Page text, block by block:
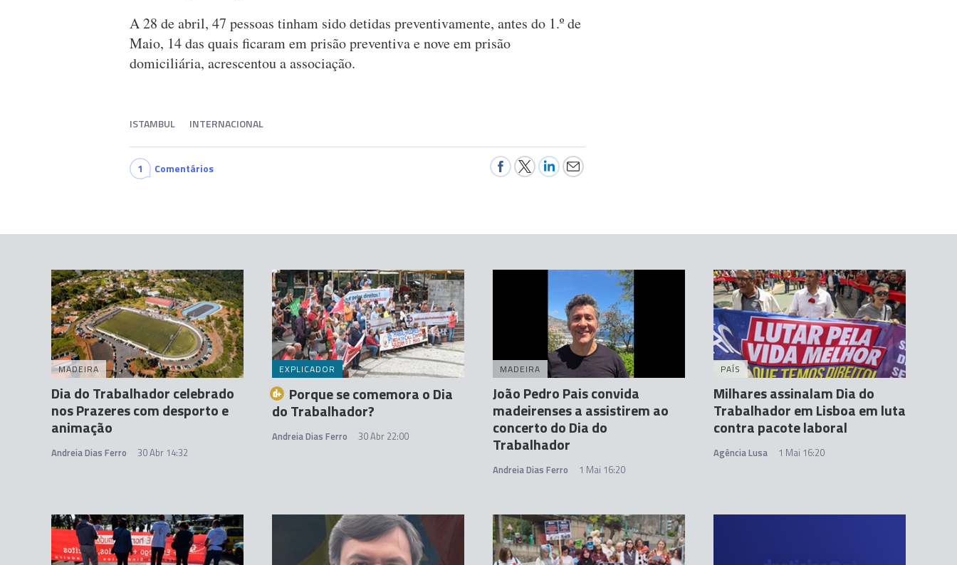
A 28 de abril, 47 pessoas tinham sido detidas preventivamente, antes do 1.º de
Maio, 14 das quais ficaram em prisão preventiva e nove em prisão
domiciliária, acrescentou a associação.
ISTAMBUL INTERNACIONAL
1 Comentários
MADEIRA
Dia do Trabalhador celebrado
nos Prazeres com desporto e
animação
Andreia Dias Ferro 30 Abr 14:32
EXPLICADOR
Porque se comemora o Dia
do Trabalhador?
Andreia Dias Ferro 30 Abr 22:00
MADEIRA
João Pedro Pais convida
madeirenses a assistirem ao
concerto do Dia do
Trabalhador
Andreia Dias Ferro 1 Mai 16:20
PAÍS
Milhares assinalam Dia do
Trabalhador em Lisboa em luta
contra pacote laboral
Agência Lusa 1 Mai 16:20